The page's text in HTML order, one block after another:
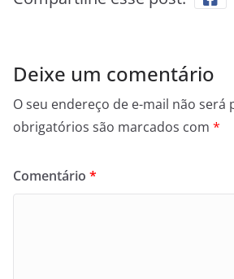
Deixe um comentário
O seu endereço de e-mail não será
obrigatórios são marcados com *
Comentário *